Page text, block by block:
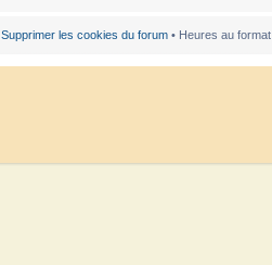
Supprimer les cookies du forum • Heures au